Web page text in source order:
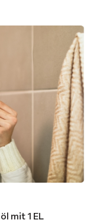
mit 1 EL